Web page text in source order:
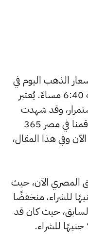
الذهب اليوم في
مصر ليوم الثلاثاء 10 فبراير الساعة 6:40 مساءً. يُعتبر
وقد شهدت
أسعار الذهب تغيرات كثيرة، لذلك قمنا في مصر 365
وفي هذا المقال،
بالسوق المصري الآن، حيث
جنيهًا للبيع و7615 جنيهًا للشراء، منخفضًا
السابق، حيث كان قد